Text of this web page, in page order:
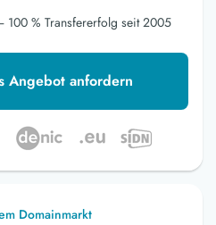
100 % Transfererfolg seit 2005
Angebot anfordern
Domainmarkt